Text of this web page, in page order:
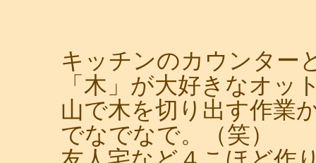
キッチンのカウンター
「木」が大好きなオッ
山で木を切り出す作業
でなでなで。（笑）